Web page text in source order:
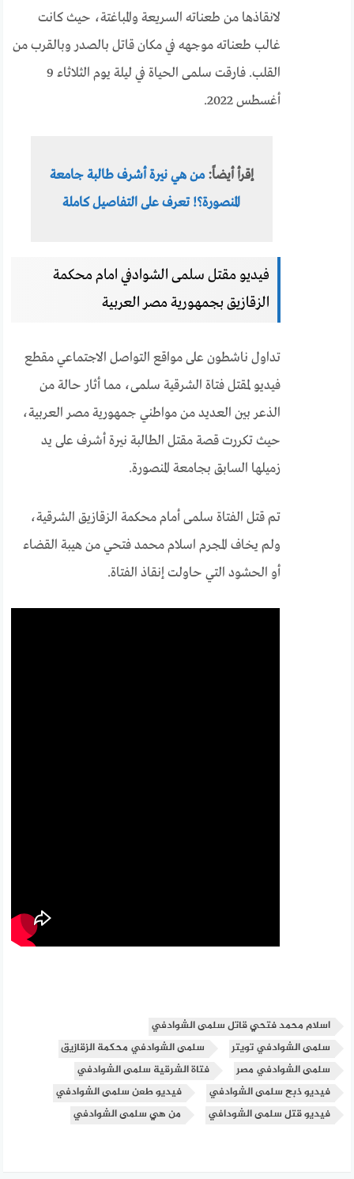
لانقاذها من طعناته السريعة والمباغتة، حيث كانت
غالب طعناته موجهه في مكان قاتل بالصدر وبالقرب من
القلب. فارقت سلمى الحياة في ليلة يوم الثلاثاء 9
أغسطس 2022.
إقرأ أيضاً:من هي نيرة أشرف طالبة جامعة
المنصورة؟! تعرف على التفاصيل كاملة
فيديو مقتل سلمى الشوادفي امام محكمة
الزقازيق بجمهورية مصر العربية
تداول ناشطون على مواقع التواصل الاجتماعي مقطع
فيديو لمقتل فتاة الشرقية سلمى، مما أثار حالة من
الذعر بين العديد من مواطني جمهورية مصر العربية،
حيث تكررت قصة مقتل الطالبة نيرة أشرف على يد
زميلها السابق بجامعة المنصورة.
تم قتل الفتاة سلمى أمام محكمة الزقازيق الشرقية،
ولم يخاف المجرم اسلام محمد فتحي من هيبة القضاء
أو الحشود التي حاولت إنقاذ الفتاة.
اسلام محمد فتحي قاتل سلمى الشوادفي
سلمى الشوادفي تويتر
سلمى الشوادفي محكمة الزقازيق
سلمى الشوادفي مصر
فتاة الشرقية سلمى الشوادفي
فيديو ذبح سلمى الشوادفي
فيديو طعن سلمى الشوادفي
فيديو قتل سلمى الشودافي
من هي سلمى الشوادفي